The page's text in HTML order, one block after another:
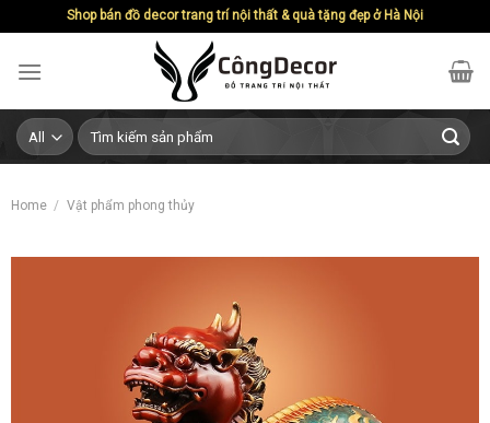
content
Shop bán đồ decor trang trí nội thất & quà tặng đẹp ở Hà Nội
Search
for:
Home / Vật phẩm phong thủy